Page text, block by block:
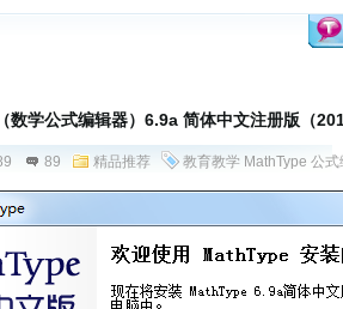
数学公式编辑器）6.9a 简体中文注册版（
89 精品推荐 教育教学 MathType 公式